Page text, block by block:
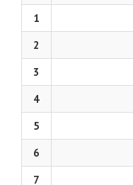
1
2
3
4
5
6
7